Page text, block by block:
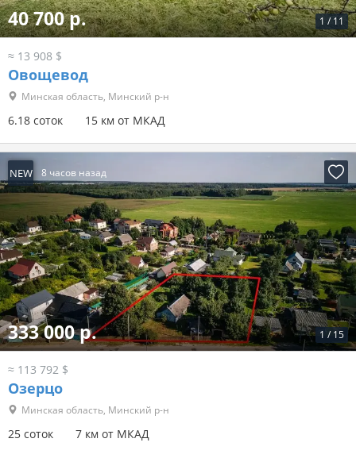
1 / 11
40 700 р.
≈ 13 908 $
Овощевод
Минская область, Минский р-н
6.18 соток 15 км от МКАД
NEW 8 часов назад
1 / 15
333 000 р.
≈ 113 792 $
Озерцо
Минская область, Минский р-н
25 соток 7 км от МКАД